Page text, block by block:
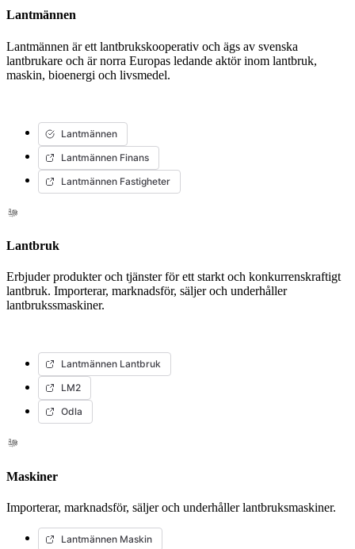
Lantmännen
Lantmännen är ett lantbrukskooperativ och ägs av svenska
lantbrukare och är norra Europas ledande aktör inom lantbruk,
maskin, bioenergi och livsmedel.
Lantmännen
Lantmännen Finans
Lantmännen Fastigheter
Lantbruk
Erbjuder produkter och tjänster för ett starkt och konkurrenskraftigt
lantbruk. Importerar, marknadsför, säljer och underhåller
lantbrukssmaskiner.
Lantmännen Lantbruk
LM2
Odla
Maskiner
Importerar, marknadsför, säljer och underhåller lantbruksmaskiner.
Lantmännen Maskin